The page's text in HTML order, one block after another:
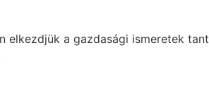
elkezdjük a gazdasági ismeretek